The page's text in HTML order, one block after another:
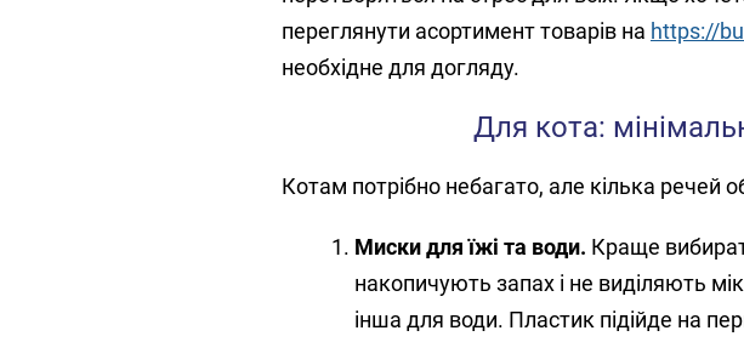
переглянути асортимент товарів на https://
необхідне для догляду.
Для кота:
Котам потрібно небагато, але кілька речей
Миски для їжі та води. Краще
накопичують запах і не виділяють
інша для води. Пластик підійде на